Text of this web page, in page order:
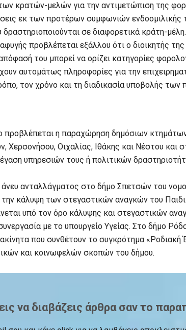
κρατών-μελών για την αντιμετώπιση της
εκ των προτέρων συμφωνιών ενδοομιλικής
σε διαφορετικά κράτη-
προβλέπεται εξάλλου ότι ο διοικητής
του μπορεί να ορίζει κατηγορίες
αυτομάτως πληροφορίες για την
τον χρόνο και τη διαδικασία υποβολής
προβλέπεται η παραχώρηση δημόσιων
Χερσονήσου, Οιχαλίας, Ιθάκης και Νέστου και
υπηρεσιών τους ή πολιτικών
ανταλλάγματος στο δήμο Σπετσών του
την κάλυψη των στεγαστικών αναγκών του
υπό τον όρο κάλυψης και στεγαστικών
με το υπουργείο Υγείας. Στο δήμο
που συνθέτουν το συγκρότημα «Ροδιακή
και κοινωφελών σκοπών του δήμου.
να διαβάζεις άρθρα σαν το